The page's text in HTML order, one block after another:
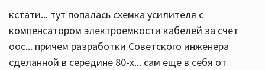
кстати... тут попалась схемка усилителя с
компенсатором электроемкости кабелей за счет
оос... причем разработки Советского инженера
сделанной в середине 80-х... сам еще в себя от